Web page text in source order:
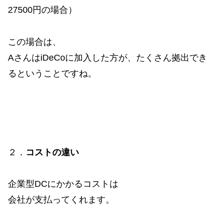
27500円の場合）
この場合は、
AさんはiDeCoに加入した方が、たくさん拠出でき
るということですね。
２． コストの違い
企業型DCにかかるコストは
会社が支払ってくれます。